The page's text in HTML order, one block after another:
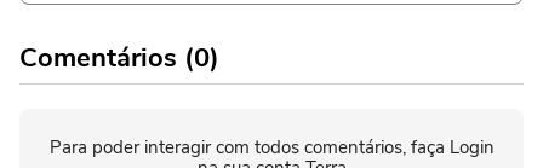
Comentários (0)
Para poder interagir com todos comentários, faça Login